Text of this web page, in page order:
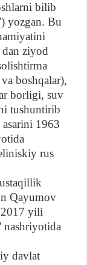
bilib
yozgan. Bu
dan ziyod
boshqalar),
borligi, suv
tushuntirib
1963
rus
Qayumov
2017 yili
nashriyotida
davlat